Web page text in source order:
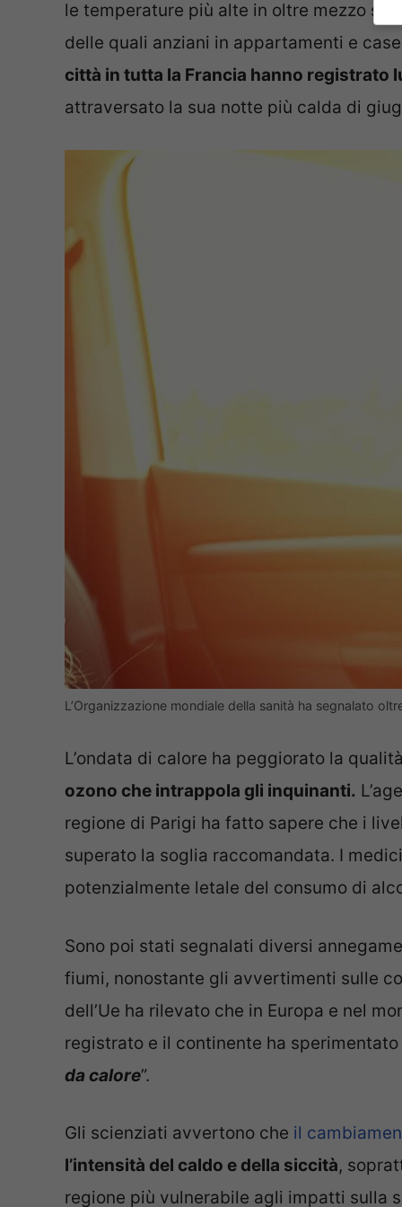
le temperature più alte in oltre mezzo
delle quali anziani in appartamenti e
città in tutta la Francia hanno registrato
attraversato la sua notte più calda di
L’Organizzazione mondiale della sanità ha segnalato
L’ondata di calore ha peggiorato la
ozono che intrappola gli inquinanti.
regione di Parigi ha fatto sapere che i
superato la soglia raccomandata. I
potenzialmente letale del consumo di
Sono poi stati segnalati diversi
fiumi, nonostante gli avvertimenti sulle
dell’Ue ha rilevato che in Europa e nel
registrato e il continente ha
da calore”.
Gli scienziati avvertono che il
l’intensità del caldo e della siccità,
regione più vulnerabile agli impatti sulla